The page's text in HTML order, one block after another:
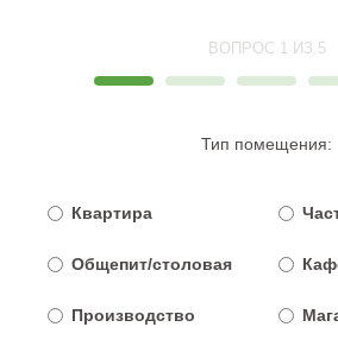
ВОПРОС 1 ИЗ 5
Тип помещения:
Квартира
Общепит/столовая
Производство